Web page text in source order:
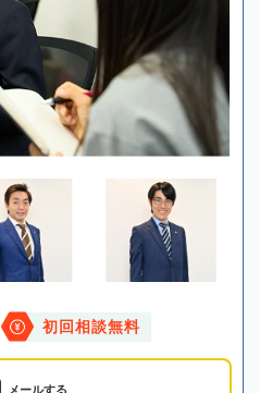
初回相談無料
メールする